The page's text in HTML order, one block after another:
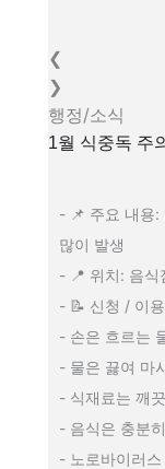
❮
❯
행정/소식
1월 식중독 주
- 📌 주요 내용:
많이 발생
- 📍 위치: 음식
- 📝 신청 / 이
- 손은 흐르는
- 물은 끓여 마
- 식재료는 깨
- 음식은 충분
- 노로바이러